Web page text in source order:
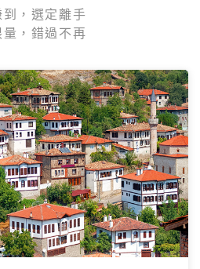
到，選定離手
量，錯過不再